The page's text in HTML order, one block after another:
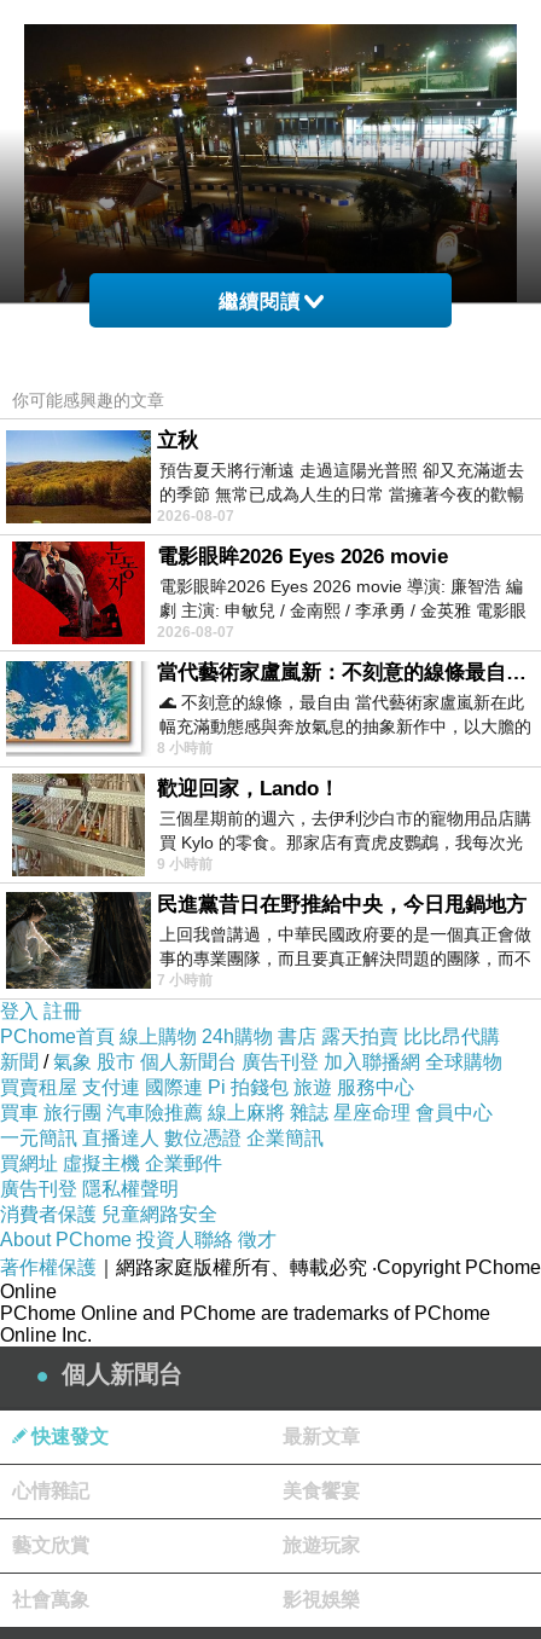
後方是遊樂園區，所以會有一些遊樂設施，但是
今天玩的人好少，也少了一些遊樂園該有的尖叫
聲。
後面還有一座號稱速度最快的摩天輪，厚，這樣
坐的人應該會更少吧？不過實際看的話，還好
啦，不至於變成雲霄摩天輪，哈！
晚上的大魯閣實在還滿漂亮的。中間有一條軌道
繼續閱讀
你可能感興趣的文章
立秋
預告夏天將行漸遠 走過這陽光普照 卻又充滿逝去
的季節 無常已成為人生的日常 當擁著今夜的歡暢
舒心 轉眼驟成昨日 而明晨 太陽
2026-08-07
電影眼眸2026 Eyes 2026 movie
電影眼眸2026 Eyes 2026 movie 導演: 廉智浩 編
劇 主演: 申敏兒 / 金南熙 / 李承勇 / 金英雅 電影眼
眸2026描述攝影師徐珍因遺
2026-08-07
當代藝術家盧嵐新：不刻意的線條最自由，讓色彩流動、筆觸自己說話
🌊 不刻意的線條，最自由 當代藝術家盧嵐新在此
幅充滿動態感與奔放氣息的抽象新作中，以大膽的
藍色顏料在白色畫布上揮灑、壓印與流淌
8 小時前
歡迎回家，Lando！
三個星期前的週六，去伊利沙白市的寵物用品店購
買 Kylo 的零食。那家店有賣虎皮鸚鵡，我每次光
顧都會去看一下。他們偶爾會引進 C
9 小時前
民進黨昔日在野推給中央，今日甩鍋地方
上回我曾講過，中華民國政府要的是一個真正會做
事的專業團隊，而且要真正解決問題的團隊，而不
是只會到處甩鍋的雙標團隊，最近民進黨
7 小時前
登入 註冊
PChome首頁 線上購物 24h購物 書店 露天拍賣 比比昂代購
新聞 /氣象 股市 個人新聞台 廣告刊登 加入聯播網 全球購物
買賣租屋 支付連 國際連 Pi 拍錢包 旅遊 服務中心
買車 旅行團 汽車險推薦 線上麻將 雜誌 星座命理 會員中心
一元簡訊 直播達人 數位憑證 企業簡訊
買網址 虛擬主機 企業郵件
廣告刊登 隱私權聲明
消費者保護 兒童網路安全
About PChome 投資人聯絡 徵才
著作權保護 ｜網路家庭版權所有、轉載必究 ‧Copyright PChome
Online
PChome Online and PChome are trademarks of PChome
Online Inc.
個人新聞台
快速發文 最新文章
心情雜記 美食饗宴
藝文欣賞 旅遊玩家
社會萬象 影視娛樂